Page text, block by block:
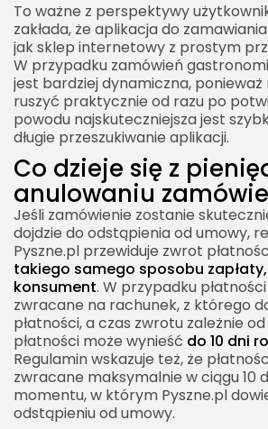
To ważne z perspektywy
zakłada, że aplikacja do
jak sklep internetowy z prostym
W przypadku zamówień
jest bardziej dynamiczna,
ruszyć praktycznie od razu po
powodu najskuteczniejsza jest
długie przeszukiwanie aplikacji.
Co dzieje się z
anulowaniu
Jeśli zamówienie zostanie
dojdzie do odstąpienia od umowy,
Pyszne.pl przewiduje zwrot
takiego samego sposobu zapłaty,
konsument. W przypadku
zwracane na rachunek, z którego
płatności, a czas zwrotu zależnie
płatności może wynieść do 10 dni
Regulamin wskazuje też, że
zwracane maksymalnie w ciągu 10
momentu, w którym Pyszne.pl
odstąpieniu od umowy.